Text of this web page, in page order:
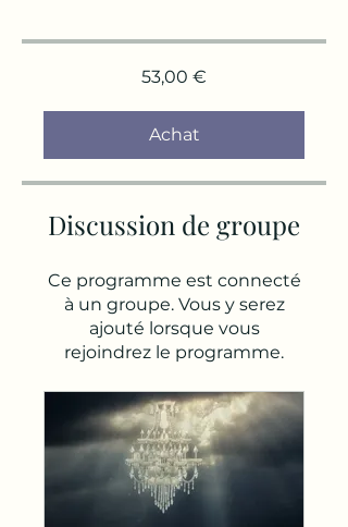
53,00 €
Achat
Discussion de groupe
Ce programme est connecté
à un groupe. Vous y serez
ajouté lorsque vous
rejoindrez le programme.